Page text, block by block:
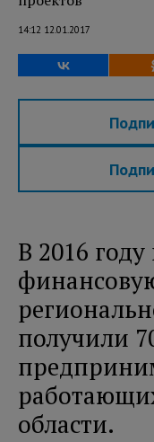
14:12 12.01.2017
В 2016
получили
области.